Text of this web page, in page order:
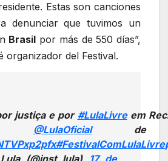
Estas son canciones
denunciar que tuvimos un
Brasil por más de 550 días”,
organizador del Festival.
justiça e por #LulaLivreem
@LulaOficialde
#FestivalComLulaLivre